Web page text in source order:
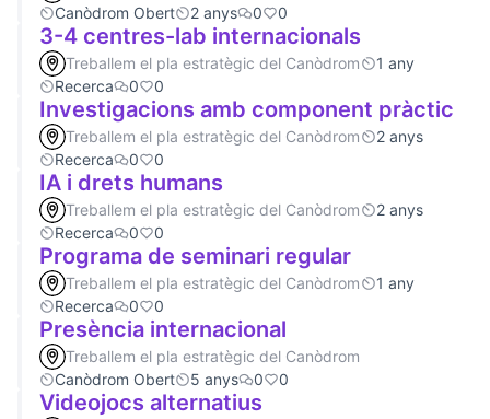
Canòdrom Obert
2 anys 0 0
3-4 centres-lab internacionals
Treballem el pla estratègic del Canòdrom
1 any
Recerca
0 0
Investigacions amb component pràctic
Treballem el pla estratègic del Canòdrom
2 anys
Recerca
0 0
IA i drets humans
Treballem el pla estratègic del Canòdrom
2 anys
Recerca
0 0
Programa de seminari regular
Treballem el pla estratègic del Canòdrom
1 any
Recerca
0 0
Presència internacional
Treballem el pla estratègic del Canòdrom
Canòdrom Obert
5 anys 0 0
Videojocs alternatius